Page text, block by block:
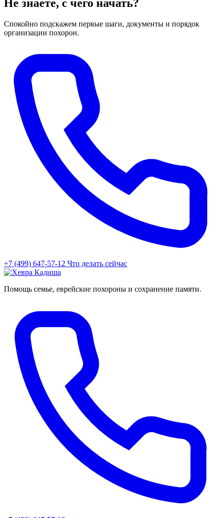
Не знаете, с чего начать?
Спокойно подскажем первые шаги, документы и порядок
организации похорон.
+7 (499) 647-57-12 Что делать сейчас
Помощь семье, еврейские похороны и сохранение памяти.